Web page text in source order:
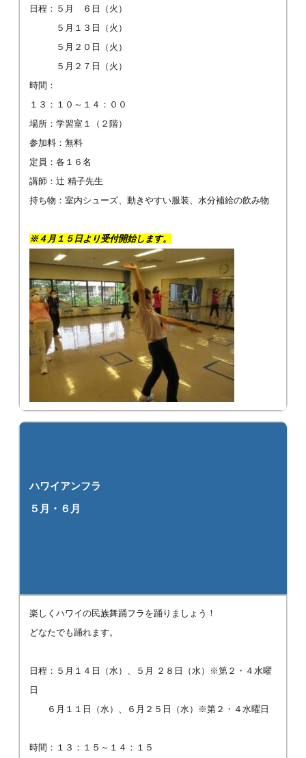
日程：５月 ６日（火）
５月１３日（火）
５月２０日（火）
５月２７日（火）
時間：
１３：１０～１４：００
場所：学習室１（２階）
参加料：無料
定員：各１６名
講師：辻 精子先生
持ち物：室内シューズ、動きやすい服装、水分補給の飲み物
※４ 月１５日より受付開始します。
ハワイアンフラ
５月・６月
楽しくハワイの民族舞踊フラを踊りましょう！
どなたでも踊れます。
日程：５月１４日（水）、５月 ２８日（水）※第２・４水曜
日
６月１１日（水）、６月２５日（水）※第２・４水曜日
時間：１３：１５～１４：１５